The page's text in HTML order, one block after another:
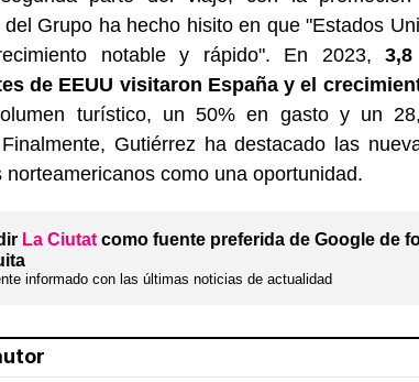
del Grupo ha hecho hisito en que "Estados
notable y rápido". En 2023,
de EEUU visitaron España y el
turístico, un 50% en gasto y un
Gutiérrez ha destacado las
norteamericanos como una oportunidad.
La Ciutat como fuente preferida de Google de
informado con las últimas noticias de actualidad